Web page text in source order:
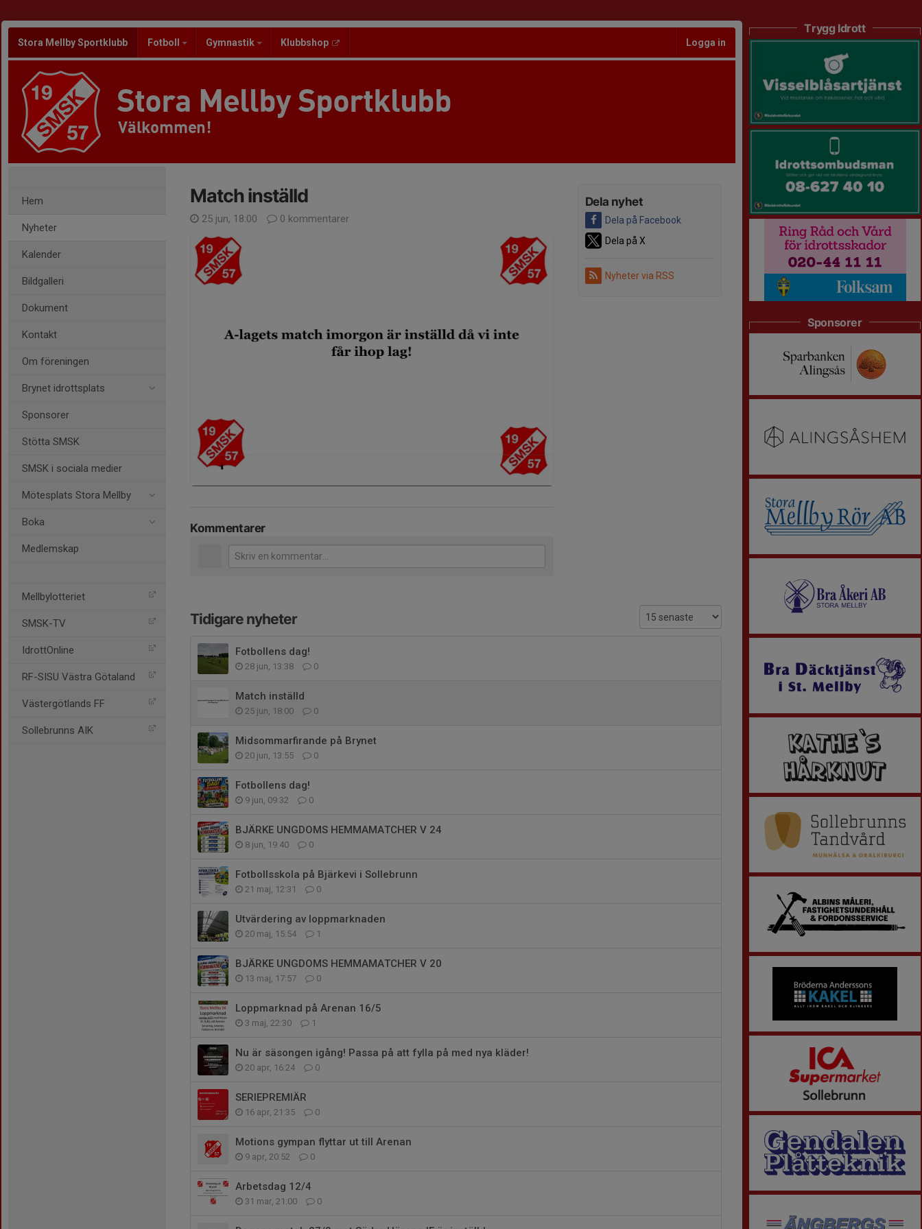
Stora Mellby Sportklubb Fotboll Gymnastik Klubbshop Logga in
Stora Mellby Sportklubb
Välkommen!
Hem
Nyheter
Kalender
Bildgalleri
Dokument
Kontakt
Om föreningen
Brynet idrottsplats
Sponsorer
Stötta SMSK
SMSK i sociala medier
Mötesplats Stora Mellby
Boka
Medlemskap
Mellbylotteriet
SMSK-TV
IdrottOnline
RF-SISU Västra Götaland
Västergötlands FF
Sollebrunns AIK
Dela nyhet
Dela på Facebook
Dela på X
Nyheter via RSS
Match inställd
25 jun, 18:00 0 kommentarer
Kommentarer
Tidigare nyheter
Fotbollens dag!
28 jun, 13:38 0
Match inställd
25 jun, 18:00 0
Midsommarfirande på Brynet
20 jun, 13:55 0
Fotbollens dag!
9 jun, 09:32 0
BJÄRKE UNGDOMS HEMMAMATCHER V 24
8 jun, 19:40 0
Fotbollsskola på Bjärkevi i Sollebrunn
21 maj, 12:31 0
Utvärdering av loppmarknaden
20 maj, 15:54 1
BJÄRKE UNGDOMS HEMMAMATCHER V 20
13 maj, 17:57 0
Loppmarknad på Arenan 16/5
3 maj, 22:30 1
Nu är säsongen igång! Passa på att fylla på med nya kläder!
20 apr, 16:24 0
SERIEPREMIÄR
16 apr, 21:35 0
Motions gympan flyttar ut till Arenan
9 apr, 20:52 0
Arbetsdag 12/4
31 mar, 21:00 0
Trygg Idrott
Sponsorer